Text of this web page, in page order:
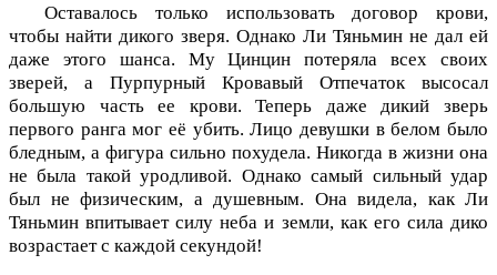
Оставалось только использовать договор крови,
чтобы найти дикого зверя. Однако Ли Тяньмин не дал ей
даже этого шанса. Му Цинцин потеряла всех своих
зверей, а Пурпурный Кровавый Отпечаток высосал
большую часть ее крови. Теперь даже дикий зверь
первого ранга мог её убить. Лицо девушки в белом было
бледным, а фигура сильно похудела. Никогда в жизни она
не была такой уродливой. Однако самый сильный удар
был не физическим, а душевным. Она видела, как Ли
Тяньмин впитывает силу неба и земли, как его сила дико
возрастает с каждой секундой!